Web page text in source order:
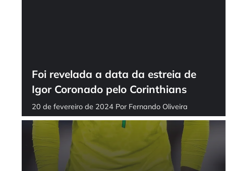
Foi revelada a data da estreia de
Igor Coronado pelo Corinthians
20 de fevereiro de 2024 Por Fernando Oliveira